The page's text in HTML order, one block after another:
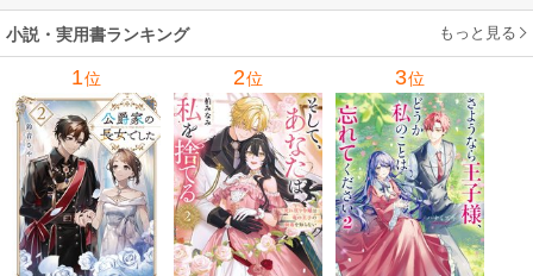
したか 1巻
小説・実用書ランキング もっと見る
1位 2位 3位